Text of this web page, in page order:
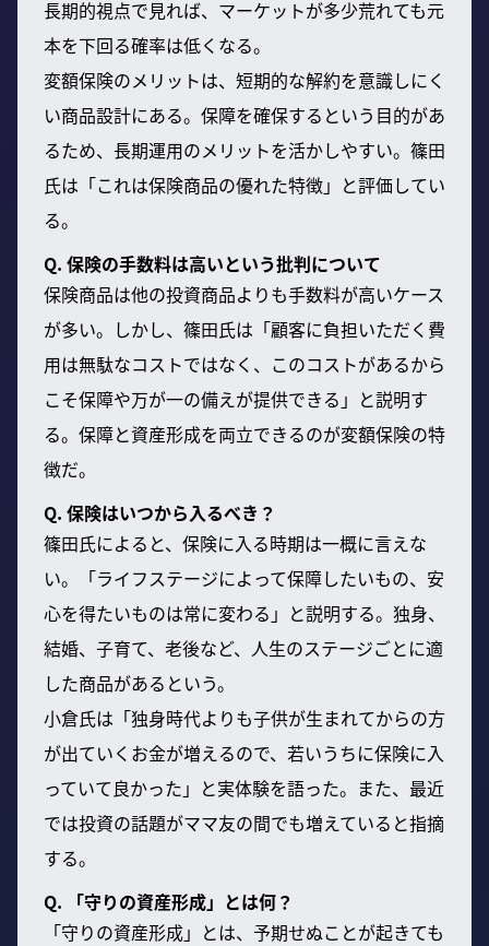
長期的視点で見れば、マーケットが多少荒れても元
本を下回る確率は低くなる。
変額保険のメリットは、短期的な解約を意識しにく
い商品設計にある。保障を確保するという目的があ
るため、長期運用のメリットを活かしやすい。篠田
氏は「これは保険商品の優れた特徴」と評価してい
る。
Q. 保険の手数料は高いという批判について
保険商品は他の投資商品よりも手数料が高いケース
が多い。しかし、篠田氏は「顧客に負担いただく費
用は無駄なコストではなく、このコストがあるから
こそ保障や万が一の備えが提供できる」と説明す
る。保障と資産形成を両立できるのが変額保険の特
徴だ。
Q. 保険はいつから入るべき？
篠田氏によると、保険に入る時期は一概に言えな
い。「ライフステージによって保障したいもの、安
心を得たいものは常に変わる」と説明する。独身、
結婚、子育て、老後など、人生のステージごとに適
した商品があるという。
小倉氏は「独身時代よりも子供が生まれてからの方
が出ていくお金が増えるので、若いうちに保険に入
っていて良かった」と実体験を語った。また、最近
では投資の話題がママ友の間でも増えていると指摘
する。
Q. 「守りの資産形成」とは何？
「守りの資産形成」とは、予期せぬことが起きても